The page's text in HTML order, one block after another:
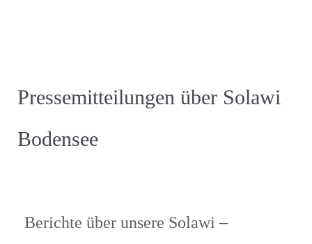
Pressemitteilungen über Solawi
Bodensee
Berichte über unsere Solawi –